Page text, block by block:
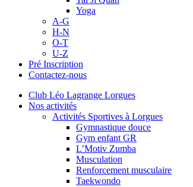
Yoga
A-G
H-N
O-T
U-Z
Pré Inscription
Contactez-nous
Club Léo Lagrange Lorgues
Nos activités
Activités Sportives à Lorgues
Gymnastique douce
Gym enfant GR
L’Motiv Zumba
Musculation
Renforcement musculaire
Taekwondo